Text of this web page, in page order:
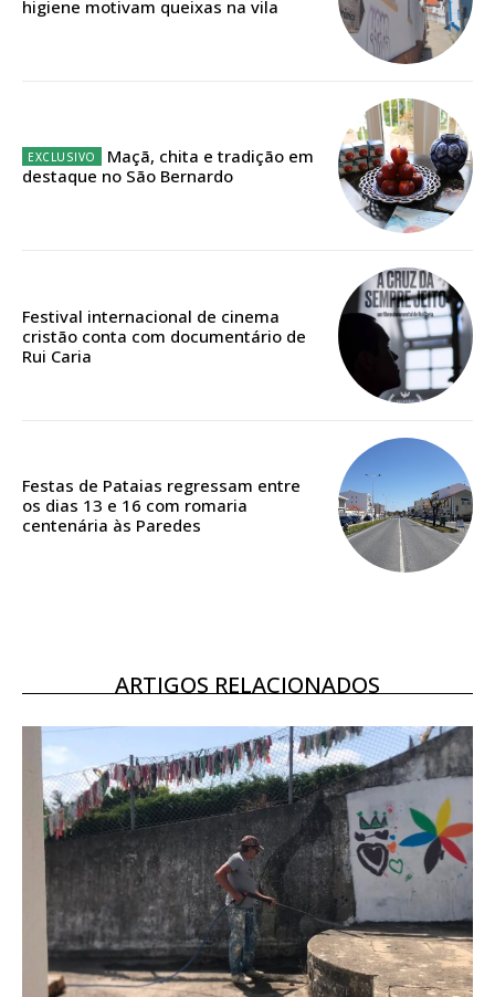
Edição em papel entregue à Quinta-feira em sua
casa
Acesso aos conteúdos Exclusivos para
Escolha o plano
DIGITAL ANUAL
Acesso ao conteúdo online
assinantes
Ofertas para assinatura anual
Escolha o plano
higiene motivam queixas na vila
Maçã, chita e tradição em
destaque no São Bernardo
Festival internacional de cinema
cristão conta com documentário de
Rui Caria
Festas de Pataias regressam entre
os dias 13 e 16 com romaria
centenária às Paredes
ARTIGOS RELACIONADOS